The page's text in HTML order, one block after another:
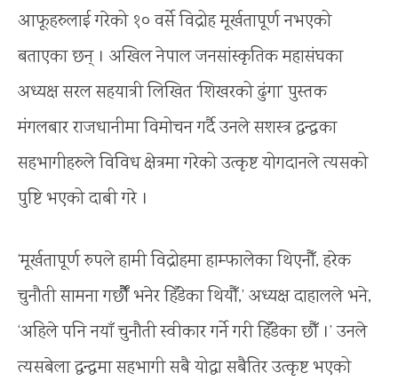
आफूहरुलाई गरेको १० वर्से विद्रोह मूर्खतापूर्ण नभएको
बताएका छन् । अखिल नेपाल जनसांस्कृतिक महासंघका
अध्यक्ष सरल सहयात्री लिखित ‘शिखरको ढुंगा’ पुस्तक
मंगलबार राजधानीमा विमोचन गर्दै उनले सशस्त्र द्वन्द्वका
सहभागीहरुले विविध क्षेत्रमा गरेको उत्कृष्ट योगदानले त्यसको
पुष्टि भएको दाबी गरे ।
‘मूर्खतापूर्ण रुपले हामी विद्रोहमा हाम्फालेका थिएनौँ, हरेक
चुनौती सामना गर्छौैँ भनेर हिँडेका थियौँ,’ अध्यक्ष दाहालले भने,
‘अहिले पनि नयाँ चुनौती स्वीकार गर्ने गरी हिँडेका छौँ ।’ उनले
त्यसबेला द्वन्द्वमा सहभागी सबै योद्धा सबैतिर उत्कृष्ट भएको